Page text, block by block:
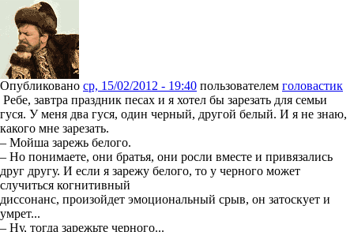
Опубликовано ср, 15/02/2012 - 19:40 пользователем головастик
Ребе, завтра праздник песах и я хотел бы зарезать для семьи
гуся. У меня два гуся, один черный, другой белый. И я не знаю,
какого мне зарезать.
– Мойша зарежь белого.
– Но понимаете, они братья, они росли вместе и привязались
друг другу. И если я зарежу белого, то у черного может
случиться когнитивный
диссонанс, произойдет эмоциональный срыв, он затоскует и
умрет...
– Ну, тогда зарежьте черного...